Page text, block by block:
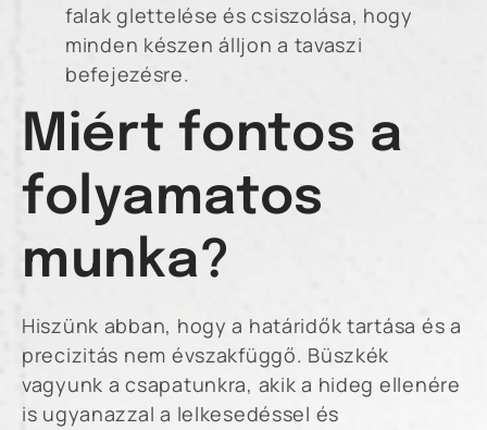
falak glettelése és csiszolása, hogy
minden készen álljon a tavaszi
befejezésre.
Miért fontos a
folyamatos
munka?
Hiszünk abban, hogy a határidők tartása és a
precizitás nem évszakfüggő. Büszkék
vagyunk a csapatunkra, akik a hideg ellenére
is ugyanazzal a lelkesedéssel és